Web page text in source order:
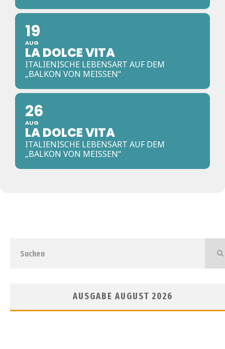
19
AUG
LA DOLCE VITA
ITALIENISCHE LEBENSART AUF DEM
„BALKON VON MEISSEN“
26
AUG
LA DOLCE VITA
ITALIENISCHE LEBENSART AUF DEM
„BALKON VON MEISSEN“
AUSGABE AUGUST 2026